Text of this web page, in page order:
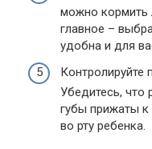
можно кормить
главное –
удобна и для
Контролируйте
Убедитесь, что
губы прижаты к
во рту ребенка.